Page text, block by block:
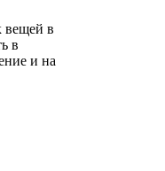
вещей в
в
и на